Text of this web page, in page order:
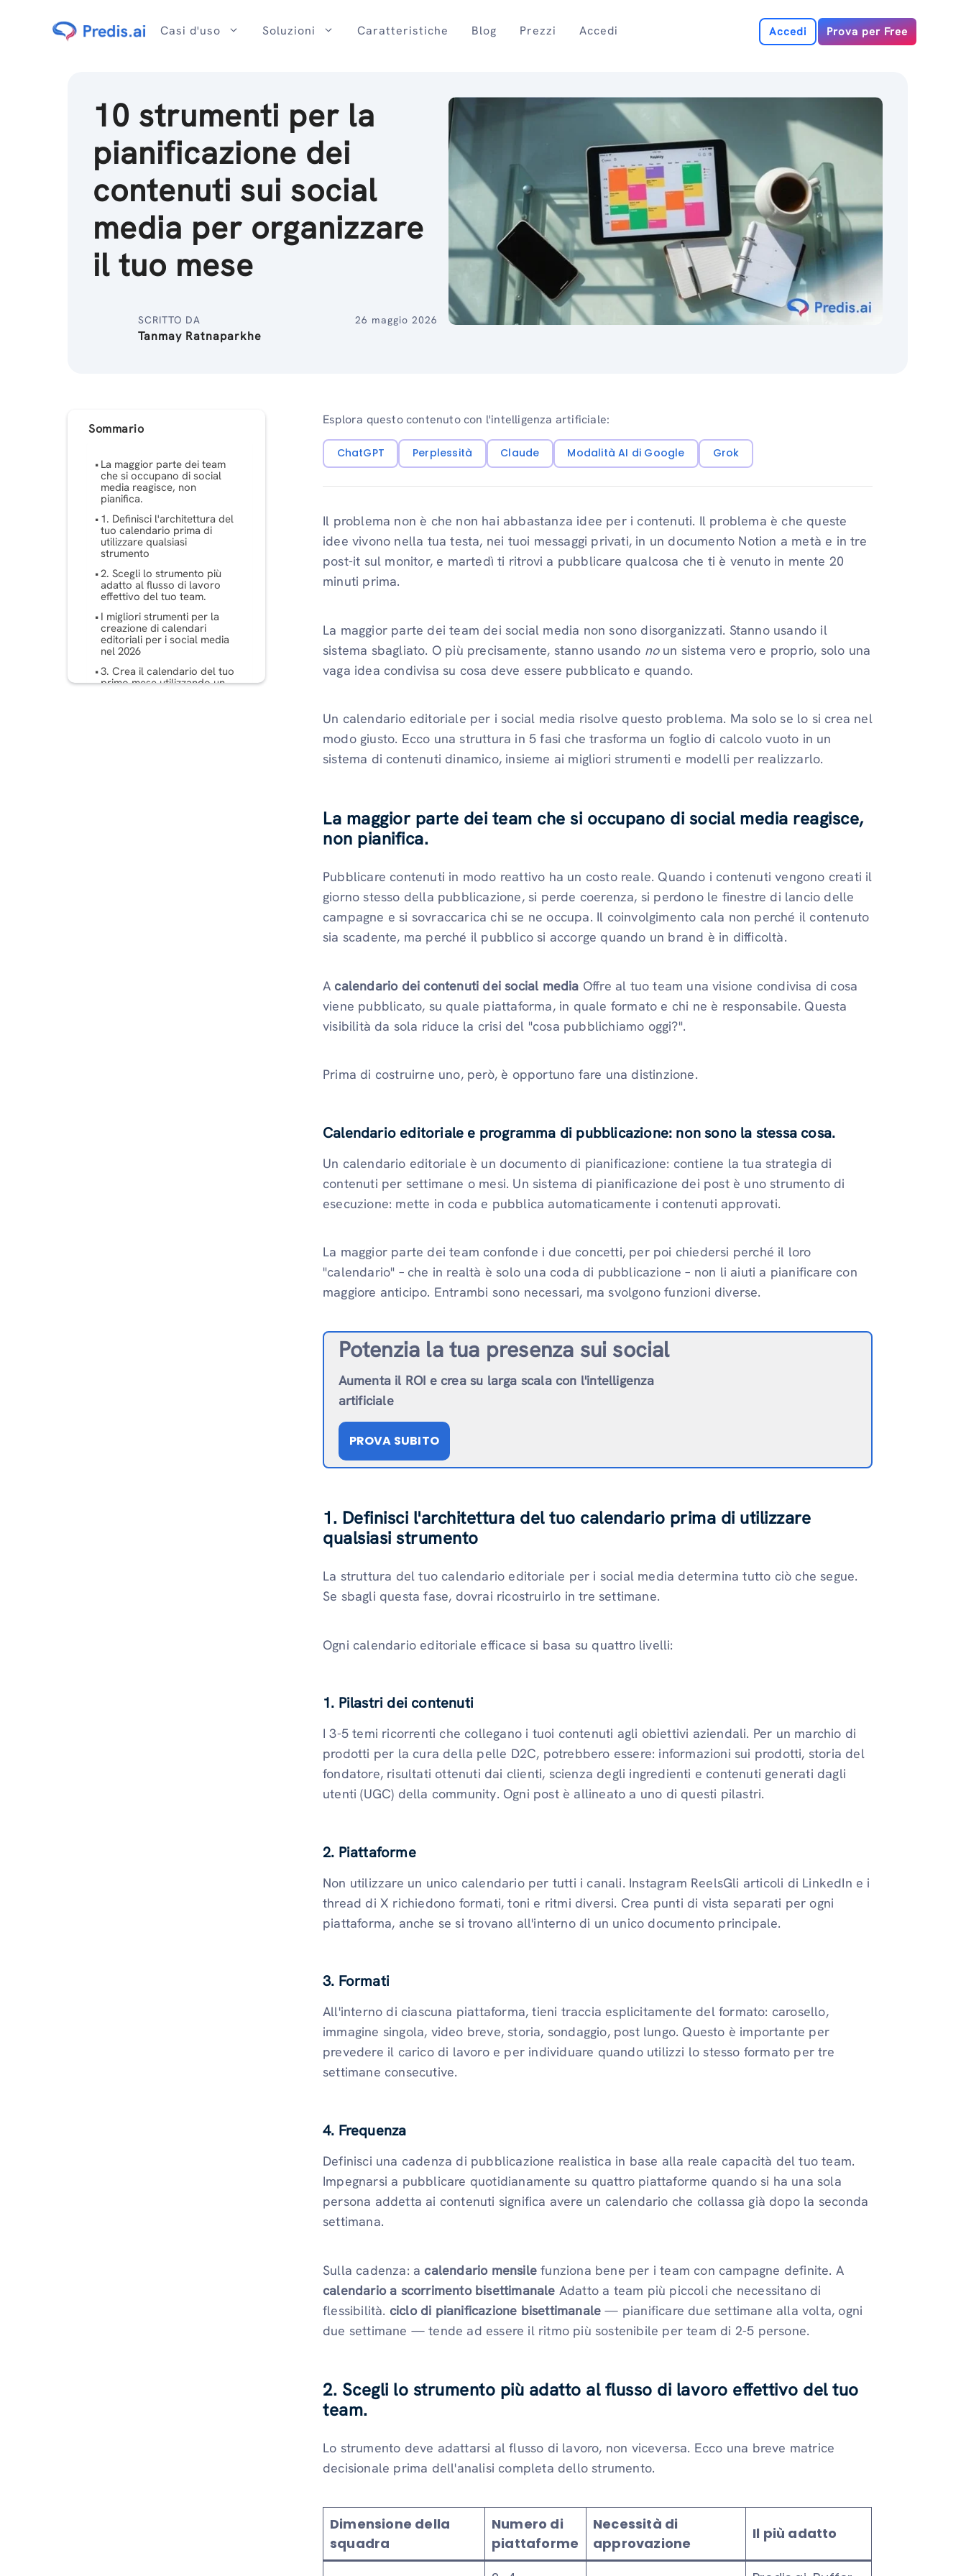
Casi d'uso Soluzioni Caratteristiche Blog Prezzi Accedi Accedi Prova per Free
10 strumenti per la
pianificazione dei
contenuti sui social
media per organizzare
il tuo mese
SCRITTO DA
Tanmay Ratnaparkhe
26 maggio 2026
Sommario
La maggior parte dei team
che si occupano di social
media reagisce, non
pianifica.
1. Definisci l'architettura del
tuo calendario prima di
utilizzare qualsiasi
strumento
2. Scegli lo strumento più
adatto al flusso di lavoro
effettivo del tuo team.
I migliori strumenti per la
creazione di calendari
editoriali per i social media
nel 2026
3. Crea il calendario del tuo
primo mese utilizzando un
Esplora questo contenuto con l'intelligenza artificiale:
ChatGPT Perplessità Claude Modalità AI di Google Grok
Il problema non è che non hai abbastanza idee per i contenuti. Il problema è che queste
idee vivono nella tua testa, nei tuoi messaggi privati, in un documento Notion a metà e in tre
post-it sul monitor, e martedì ti ritrovi a pubblicare qualcosa che ti è venuto in mente 20
minuti prima.
La maggior parte dei team dei social media non sono disorganizzati. Stanno usando il
sistema sbagliato. O più precisamente, stanno usando noun sistema vero e proprio, solo una
vaga idea condivisa su cosa deve essere pubblicato e quando.
Un calendario editoriale per i social media risolve questo problema. Ma solo se lo si crea nel
modo giusto. Ecco una struttura in 5 fasi che trasforma un foglio di calcolo vuoto in un
sistema di contenuti dinamico, insieme ai migliori strumenti e modelli per realizzarlo.
La maggior parte dei team che si occupano di social media reagisce,
non pianifica.
Pubblicare contenuti in modo reattivo ha un costo reale. Quando i contenuti vengono creati il
​​giorno stesso della pubblicazione, si perde coerenza, si perdono le finestre di lancio delle
campagne e si sovraccarica chi se ne occupa. Il coinvolgimento cala non perché il contenuto
sia scadente, ma perché il pubblico si accorge quando un brand è in difficoltà.
A calendario dei contenuti dei social media Offre al tuo team una visione condivisa di cosa
viene pubblicato, su quale piattaforma, in quale formato e chi ne è responsabile. Questa
visibilità da sola riduce la crisi del "cosa pubblichiamo oggi?".
Prima di costruirne uno, però, è opportuno fare una distinzione.
Calendario editoriale e programma di pubblicazione: non sono la stessa cosa.
Un calendario editoriale è un documento di pianificazione: contiene la tua strategia di
contenuti per settimane o mesi. Un sistema di pianificazione dei post è uno strumento di
esecuzione: mette in coda e pubblica automaticamente i contenuti approvati.
La maggior parte dei team confonde i due concetti, per poi chiedersi perché il loro
"calendario" – che in realtà è solo una coda di pubblicazione – non li aiuti a pianificare con
maggiore anticipo. Entrambi sono necessari, ma svolgono funzioni diverse.
Potenzia la tua presenza sui social
Aumenta il ROI e crea su larga scala con l'intelligenza
artificiale
PROVA SUBITO
1. Definisci l'architettura del tuo calendario prima di utilizzare
qualsiasi strumento
La struttura del tuo calendario editoriale per i social media determina tutto ciò che segue.
Se sbagli questa fase, dovrai ricostruirlo in tre settimane.
Ogni calendario editoriale efficace si basa su quattro livelli:
1. Pilastri dei contenuti
I 3-5 temi ricorrenti che collegano i tuoi contenuti agli obiettivi aziendali. Per un marchio di
prodotti per la cura della pelle D2C, potrebbero essere: informazioni sui prodotti, storia del
fondatore, risultati ottenuti dai clienti, scienza degli ingredienti e contenuti generati dagli
utenti (UGC) della community. Ogni post è allineato a uno di questi pilastri.
2. Piattaforme
Non utilizzare un unico calendario per tutti i canali. Instagram ReelsGli articoli di LinkedIn e i
thread di X richiedono formati, toni e ritmi diversi. Crea punti di vista separati per ogni
piattaforma, anche se si trovano all'interno di un unico documento principale.
3. Formati
All'interno di ciascuna piattaforma, tieni traccia esplicitamente del formato: carosello,
immagine singola, video breve, storia, sondaggio, post lungo. Questo è importante per
prevedere il carico di lavoro e per individuare quando utilizzi lo stesso formato per tre
settimane consecutive.
4. Frequenza
Definisci una cadenza di pubblicazione realistica in base alla reale capacità del tuo team.
Impegnarsi a pubblicare quotidianamente su quattro piattaforme quando si ha una sola
persona addetta ai contenuti significa avere un calendario che collassa già dopo la seconda
settimana.
Sulla cadenza: a calendario mensile funziona bene per i team con campagne definite. A
calendario a scorrimento bisettimanale Adatto a team più piccoli che necessitano di
flessibilità. ciclo di pianificazione bisettimanale — pianificare due settimane alla volta, ogni
due settimane — tende ad essere il ritmo più sostenibile per team di 2-5 persone.
2. Scegli lo strumento più adatto al flusso di lavoro effettivo del tuo
team.
Lo strumento deve adattarsi al flusso di lavoro, non viceversa. Ecco una breve matrice
decisionale prima dell'analisi completa dello strumento.
Dimensione della
squadra
Numero di
piattaforme
Necessità di
approvazione
Il più adatto